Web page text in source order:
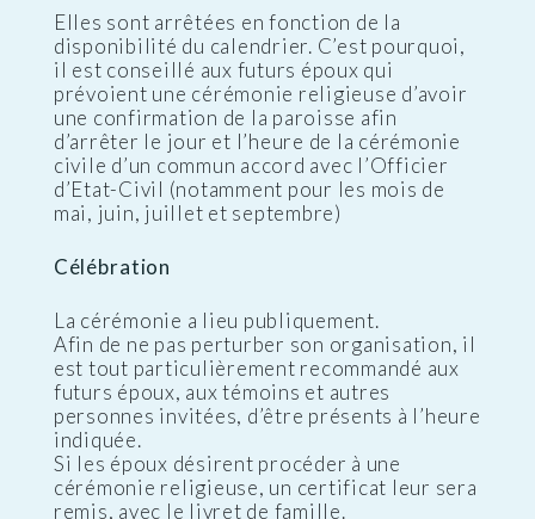
Elles sont arrêtées en fonction de la
disponibilité du calendrier. C’est pourquoi,
il est conseillé aux futurs époux qui
prévoient une cérémonie religieuse d’avoir
une confirmation de la paroisse afin
d’arrêter le jour et l’heure de la cérémonie
civile d’un commun accord avec l’Officier
d’Etat-Civil (notamment pour les mois de
mai, juin, juillet et septembre)
Célébration
La cérémonie a lieu publiquement.
Afin de ne pas perturber son organisation, il
est tout particulièrement recommandé aux
futurs époux, aux témoins et autres
personnes invitées, d’être présents à l’heure
indiquée.
Si les époux désirent procéder à une
cérémonie religieuse, un certificat leur sera
remis, avec le livret de famille.